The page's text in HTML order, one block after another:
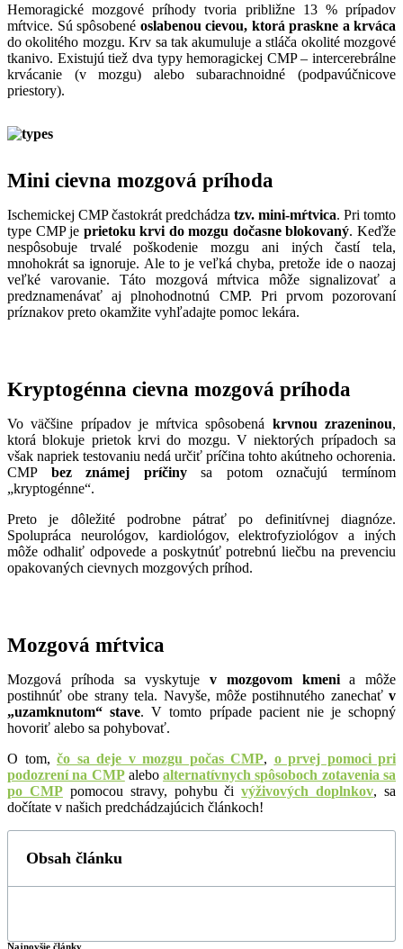
Hemoragické mozgové príhody tvoria približne 13 % prípadov
mŕtvice. Sú spôsobené oslabenou cievou, ktorá praskne a krváca
do okolitého mozgu. Krv sa tak akumuluje a stláča okolité mozgové
tkanivo. Existujú tiež dva typy hemoragickej CMP – intercerebrálne
krvácanie (v mozgu) alebo subarachnoidné (podpavúčnicove
priestory).
Mini cievna mozgová príhoda
Ischemickej CMP častokrát predchádza tzv. mini-mŕtvica. Pri tomto
type CMP je prietoku krvi do mozgu dočasne blokovaný. Keďže
nespôsobuje trvalé poškodenie mozgu ani iných častí tela,
mnohokrát sa ignoruje. Ale to je veľká chyba, pretože ide o naozaj
veľké varovanie. Táto mozgová mŕtvica môže signalizovať a
predznamenávať aj plnohodnotnú CMP. Pri prvom pozorovaní
príznakov preto okamžite vyhľadajte pomoc lekára.
Kryptogénna cievna mozgová príhoda
Vo väčšine prípadov je mŕtvica spôsobená krvnou zrazeninou,
ktorá blokuje prietok krvi do mozgu. V niektorých prípadoch sa
však napriek testovaniu nedá určiť príčina tohto akútneho ochorenia.
CMP bez známej príčinysa potom označujú termínom
„kryptogénne“.
Preto je dôležité podrobne pátrať po definitívnej diagnóze.
Spolupráca neurológov, kardiológov, elektrofyziológov a iných
môže odhaliť odpovede a poskytnúť potrebnú liečbu na prevenciu
opakovaných cievnych mozgových príhod.
Mozgová mŕtvica
Mozgová príhoda sa vyskytuje v mozgovom kmenia môže
postihnúť obe strany tela. Navyše, môže postihnutého zanechať v
„uzamknutom“ stave. V tomto prípade pacient nie je schopný
hovoriť alebo sa pohybovať.
O tom, čo sa deje v mozgu počas CMP, o prvej pomoci pri
podozrení na CMPaleboalternatívnych spôsoboch zotavenia sa
po CMPpomocou stravy, pohybu čivýživových doplnkov, sa
dočítate v našich predchádzajúcich článkoch!
Obsah článku
Najnovšie články